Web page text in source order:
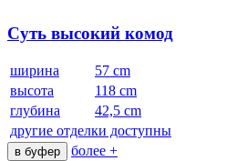
Суть высокий комод
ширина
57 cm
высота
118 cm
глубина
42,5 cm
другие отделки доступны
в буфер более +